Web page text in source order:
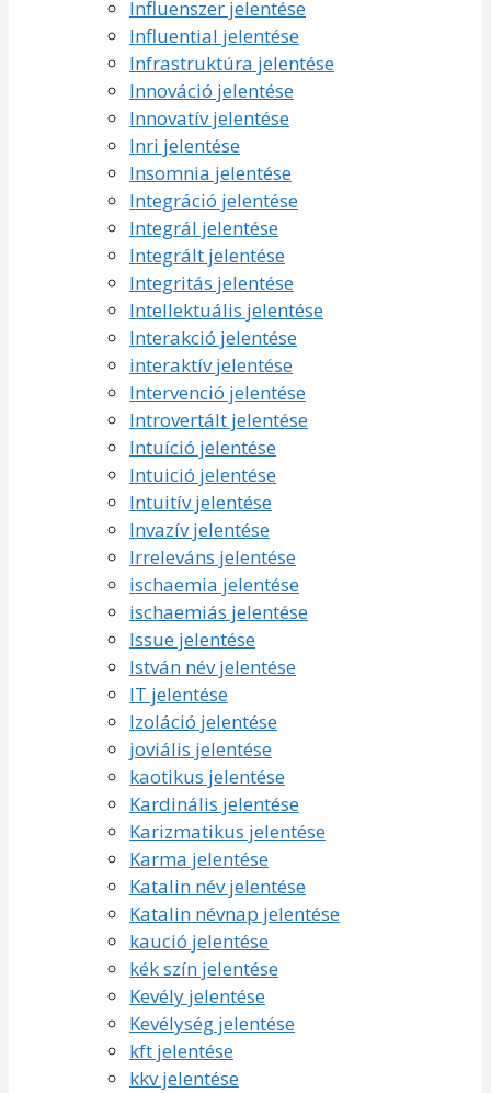
Influenszer jelentése
Influential jelentése
Infrastruktúra jelentése
Innováció jelentése
Innovatív jelentése
Inri jelentése
Insomnia jelentése
Integráció jelentése
Integrál jelentése
Integrált jelentése
Integritás jelentése
Intellektuális jelentése
Interakció jelentése
interaktív jelentése
Intervenció jelentése
Introvertált jelentése
Intuíció jelentése
Intuició jelentése
Intuitív jelentése
Invazív jelentése
Irreleváns jelentése
ischaemia jelentése
ischaemiás jelentése
Issue jelentése
István név jelentése
IT jelentése
Izoláció jelentése
joviális jelentése
kaotikus jelentése
Kardinális jelentése
Karizmatikus jelentése
Karma jelentése
Katalin név jelentése
Katalin névnap jelentése
kaució jelentése
kék szín jelentése
Kevély jelentése
Kevélység jelentése
kft jelentése
kkv jelentése